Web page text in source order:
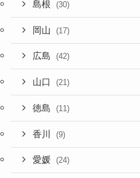
島根 (30)
岡山 (17)
広島 (42)
山口 (21)
徳島 (11)
香川 (9)
愛媛 (24)